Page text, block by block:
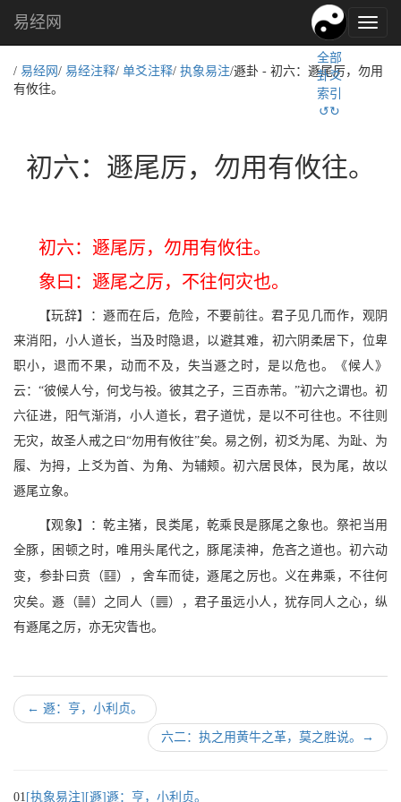
易
经
化,
易经网
全部
卦爻
索引
↺↻
/ 易经网 / 易经注释/ 单爻注释/ 执象易注/遯卦 - 初六：遯尾厉，勿用
有攸往。
初六：遯尾厉，勿用有攸往。
初六：遯尾厉，勿用有攸往。
象曰：遯尾之厉，不往何灾也。
【玩辞】：遯而在后，危险，不要前往。君子见几而作，观阴
来消阳，小人道长，当及时隐退，以避其难，初六阴柔居下，位卑
职小，退而不果，动而不及，失当遯之时，是以危也。《候人》
云：“彼候人兮，何戈与祋。彼其之子，三百赤芾。”初六之谓也。初
六征进，阳气渐消，小人道长，君子道忧，是以不可往也。不往则
无灾，故圣人戒之曰“勿用有攸往”矣。易之例，初爻为尾、为趾、为
履、为拇，上爻为首、为角、为辅颊。初六居艮体，艮为尾，故以
遯尾立象。
【观象】：乾主猪，艮类尾，乾乘艮是豚尾之象也。祭祀当用
全豚，困顿之时，唯用头尾代之，豚尾渎神，危吝之道也。初六动
变，参卦曰贲（x），舍车而徒，遯尾之厉也。义在弗乘，不往何
灾矣。遯（/）之同人（a），君子虽远小人，犹存同人之心，纵
有遯尾之厉，亦无灾眚也。
← 遯：亨，小利贞。
六二：执之用黄牛之革，莫之胜说。 →
01 [执象易注][遯]遯：亨，小利贞。